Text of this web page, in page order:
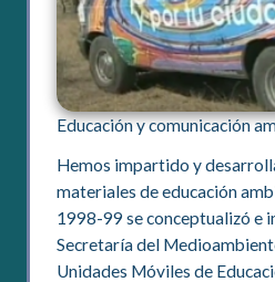
Educación y comunicación
Hemos impartido y
materiales de educación
1998-99 se conceptualizó e
Secretaría del
Unidades Móviles de